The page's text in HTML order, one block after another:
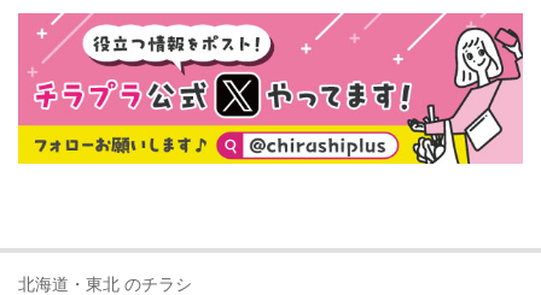
北海道・東北 のチラシ